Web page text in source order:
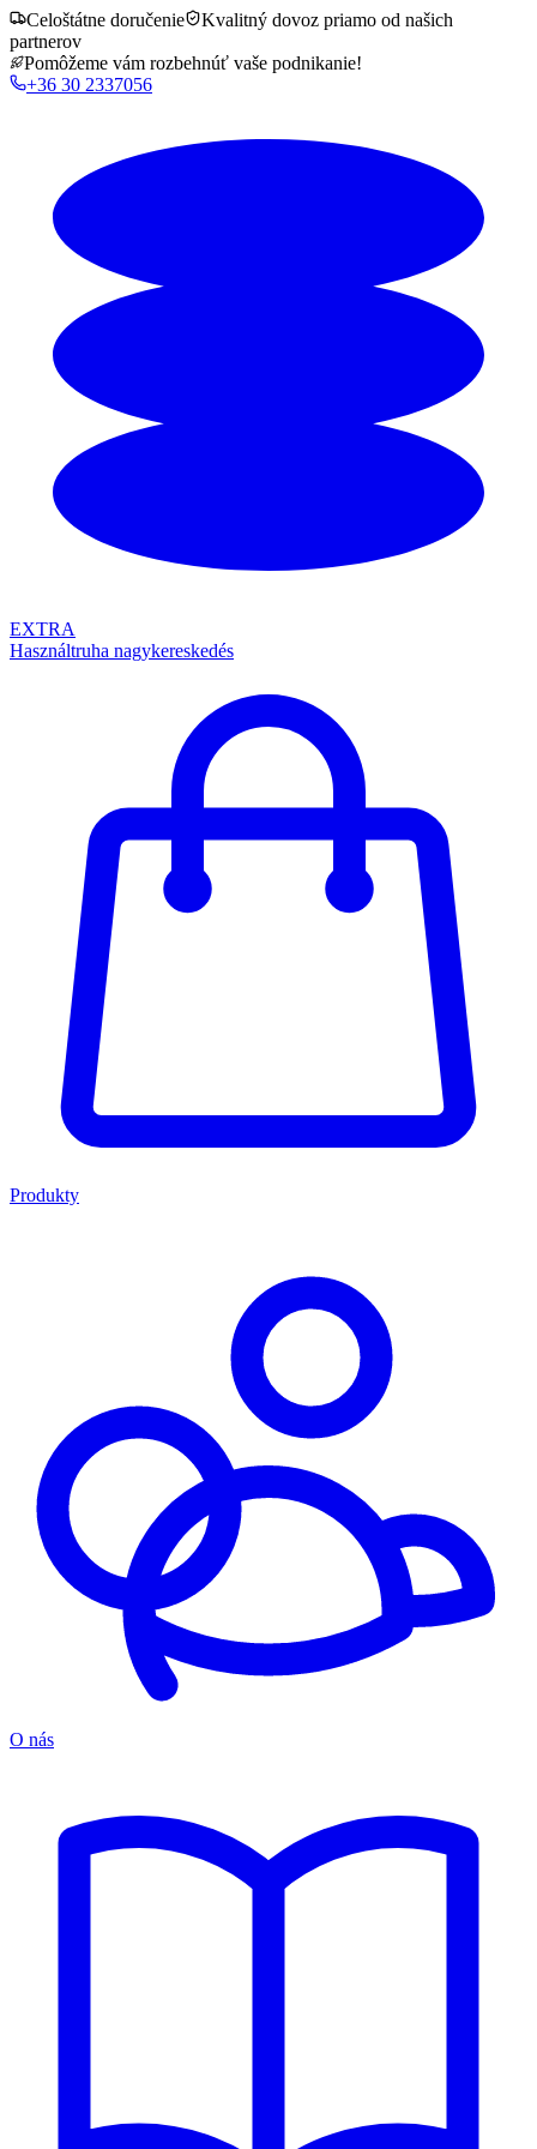
Celoštátne doručenie
Kvalitný dovoz priamo od našich
partnerov
Pomôžeme vám rozbehnúť vaše podnikanie!
+36 30 2337056
EXTRA
Használtruha nagykereskedés
Produkty
O nás